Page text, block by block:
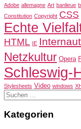
Adobe allemagne Art banlieue
Constitution Copyright CSS
Echte
HTML IE
Netzkultur Opera
Schleswig-
Stylesheets Video windows
Suchen
nach:
Kategorien